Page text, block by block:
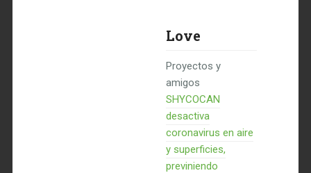
Love
Proyectos y
amigos
SHYCOCAN
desactiva
coronavirus en aire
y superficies,
previniendo